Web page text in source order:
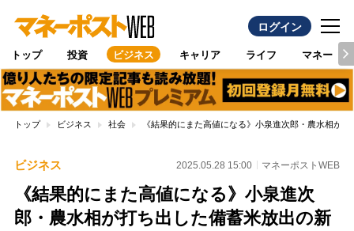
ログイン
トップ 投資 ビジネス キャリア ライフ マネー
トップ ビジネス 社会 《結果的にまた高値になる》小泉進次郎・農水相が
ビジネス 2025.05.28 15:00 マネーポストWEB
《結果的にまた高値になる》小泉進次
郎・農水相が打ち出した備蓄米放出の新